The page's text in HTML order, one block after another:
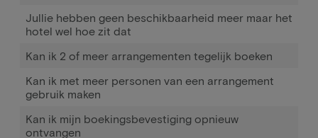
Jullie hebben geen beschikbaarheid meer maar het
hotel wel hoe zit dat
Kan ik 2 of meer arrangementen tegelijk boeken
Kan ik met meer personen van een arrangement
gebruik maken
Kan ik mijn boekingsbevestiging opnieuw
ontvangen